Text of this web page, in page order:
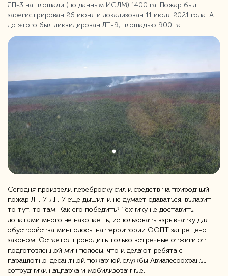
ЛП-3 на площади (по данным ИСДМ) 1400 га. Пожар был
зарегистрирован 26 июня и локализован 11 июля 2021 года. А
до этого был ликвидирован ЛП-9, площадью 900 га.
Сегодня произвели переброску сил и средств на природный
пожар ЛП-7. ЛП-7 ещё дышит и не думает сдаваться, вылазит
то тут, то там. Как его победить? Технику не доставить,
лопатами много не накопаешь, использовать взрывчатку для
обустройства минполосы на территории ООПТ запрещено
законом. Остается проводить только встречные отжиги от
подготовленной мин полосы, что и делают ребята с
парашютно-десантной пожарной службы Авиалесоохраны,
сотрудники нацпарка и мобилизованные.